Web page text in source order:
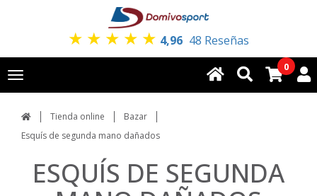
★ ★ ★ ★ ★ 4,96 48 Reseñas
Toggle
navigation
0
Tienda online
Bazar
Esquís de segunda mano dañados
ESQUÍS DE SEGUNDA